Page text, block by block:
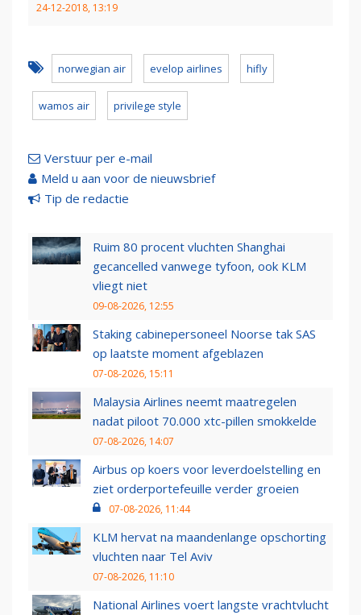
24-12-2018, 13:19
norwegian air evelop airlines hifly
wamos air privilege style
Verstuur per e-mail
Meld u aan voor de nieuwsbrief
Tip de redactie
Ruim 80 procent vluchten Shanghai
gecancelled vanwege tyfoon, ook KLM
vliegt niet
09-08-2026, 12:55
Staking cabinepersoneel Noorse tak SAS
op laatste moment afgeblazen
07-08-2026, 15:11
Malaysia Airlines neemt maatregelen
nadat piloot 70.000 xtc-pillen smokkelde
07-08-2026, 14:07
Airbus op koers voor leverdoelstelling en
ziet orderportefeuille verder groeien
07-08-2026, 11:44
KLM hervat na maandenlange opschorting
vluchten naar Tel Aviv
07-08-2026, 11:10
National Airlines voert langste vrachtvlucht